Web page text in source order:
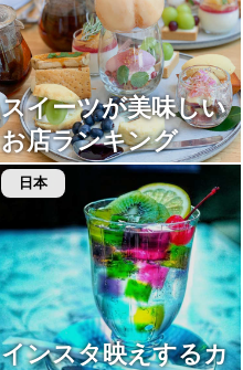
スイーツが美味しい
お店ランキング
日本
インスタ映えするカ